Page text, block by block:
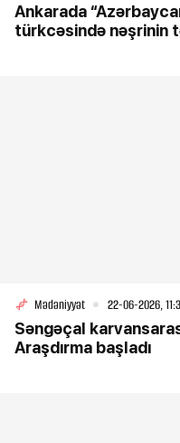
Ankarada
türkcəsində nəşrinin
Mədəniyyət 22-06-2026,
Səngəçal
Araşdırma başladı